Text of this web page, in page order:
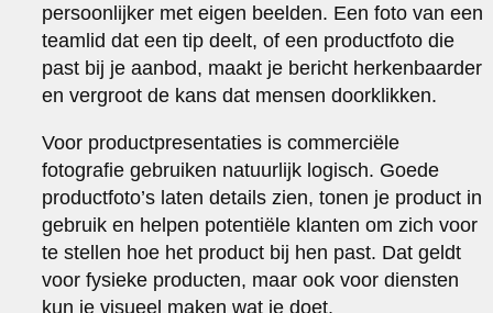
persoonlijker met eigen beelden. Een foto van een
teamlid dat een tip deelt, of een productfoto die
past bij je aanbod, maakt je bericht herkenbaarder
en vergroot de kans dat mensen doorklikken.
Voor productpresentaties is commerciële
fotografie gebruiken natuurlijk logisch. Goede
productfoto’s laten details zien, tonen je product in
gebruik en helpen potentiële klanten om zich voor
te stellen hoe het product bij hen past. Dat geldt
voor fysieke producten, maar ook voor diensten
kun je visueel maken wat je doet.